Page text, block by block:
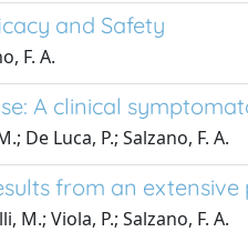
and Safety
F. A.
A clinical
De Luca, P.; Salzano, F. A.
from an
M.; Viola, P.; Salzano, F. A.